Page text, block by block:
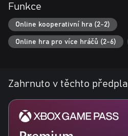
Funkce
Online kooperativní hra (2-2)
Online hra pro více hráčů (2-6)
Zahrnuto v těchto